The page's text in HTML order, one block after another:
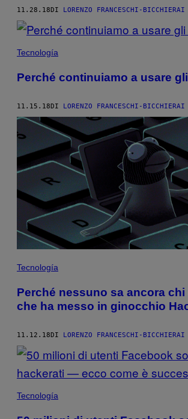
11.28.18DI LORENZO FRANCESCHI-BICCHIERAI
Tecnología
Perché continuiamo a usare
11.15.18DI LORENZO FRANCESCHI-BICCHIERAI
Tecnología
Perché nessuno sa ancora chi
che ha messo in ginocchio
11.12.18 DI LORENZO FRANCESCHI-BICCHIERAI
Tecnología